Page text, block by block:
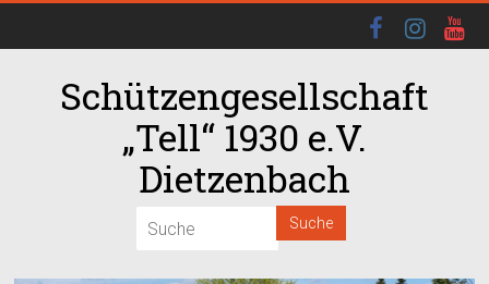
Schützengesellschaft
„Tell“ 1930 e.V.
Dietzenbach